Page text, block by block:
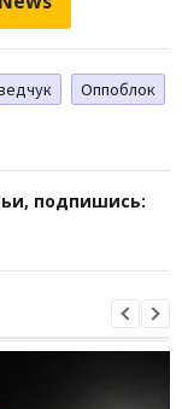
Оппоблок
подпишись: